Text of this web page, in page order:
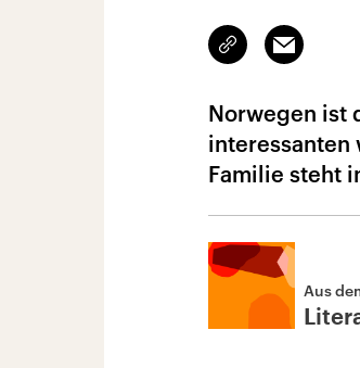
Link
kopieren/teilen
Email
Norwegen ist
interessanten
Familie steht
Aus